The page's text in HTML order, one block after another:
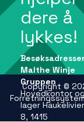
dere å
lykkes!
Malthe Winje
Gruppen
Hovedkontor og
lager
8, 1415
Copyright ©
Forretningssystem